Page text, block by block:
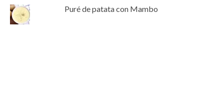
Puré de patata con Mambo